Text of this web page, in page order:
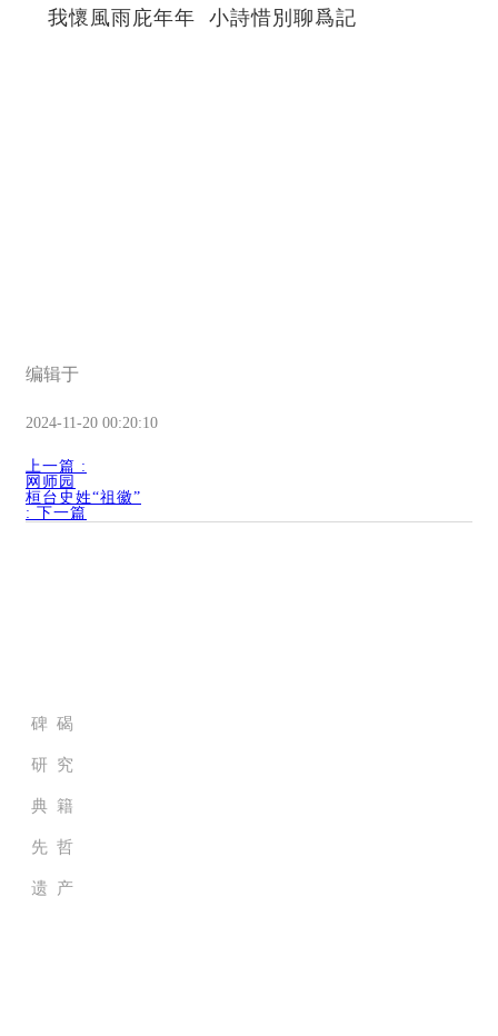
我懷風雨庇年年 小詩惜別聊爲記
编辑于
2024-11-20 00:20:10
上一篇 :
网师园
桓台史姓“祖徽”
: 下一篇
碑 碣
研 究
典 籍
先 哲
遗 产